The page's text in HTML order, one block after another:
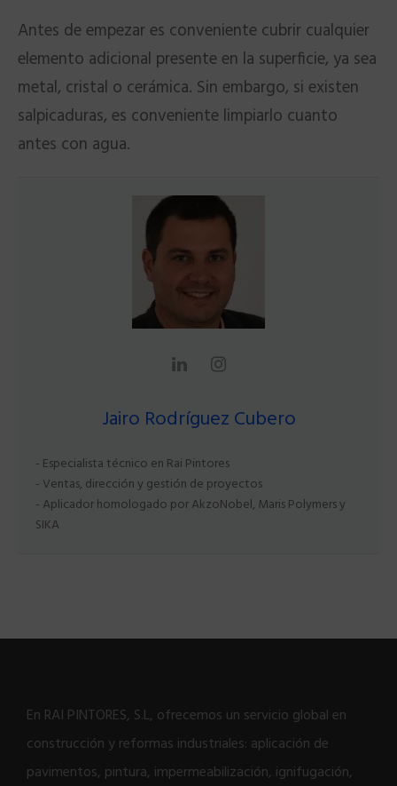
Antes de empezar es conveniente cubrir cualquier
elemento adicional presente en la superficie, ya sea
metal, cristal o cerámica. Sin embargo, si existen
salpicaduras, es conveniente limpiarlo cuanto
antes con agua.
Jairo Rodríguez Cubero
- Especialista técnico en Rai Pintores
- Ventas, dirección y gestión de proyectos
- Aplicador homologado por AkzoNobel, Maris Polymers y
SIKA
En RAI PINTORES, S.L, ofrecemos un servicio global en
construcción y reformas industriales: aplicación de
pavimentos, pintura, impermeabilización, ignifugación,